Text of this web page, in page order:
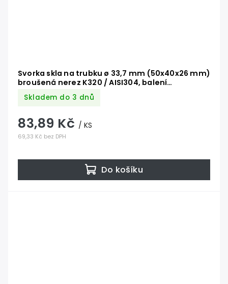
Svorka skla na trubku ø 33,7 mm (50x40x26 mm)
broušená nerez K320 / AISI304, balení
neobsahuje gumičky na sklo
Skladem do 3 dnů
69,33 Kč bez DPH
83,89 Kč / KS
Do košíku